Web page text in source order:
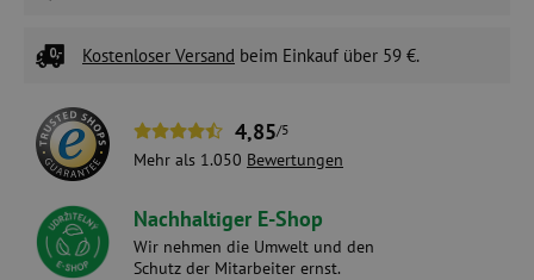
Kostenloser Versand beim Einkauf über 59 €.
4,85/5
Mehr als 1.050 Bewertungen
Nachhaltiger E-Shop
Wir nehmen die Umwelt und den
Schutz der Mitarbeiter ernst.